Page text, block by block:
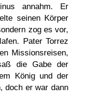
annahm. Er
seinen Körper
zog es vor,
Pater Torrez
Missionsreisen,
die Gabe der
König und der
doch er war dann